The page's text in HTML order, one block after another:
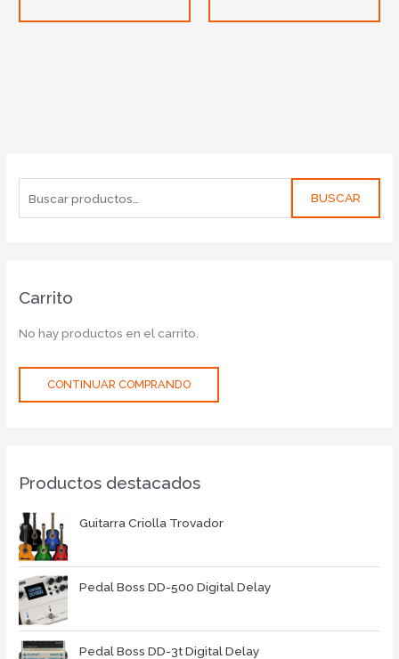
BUSCAR
Carrito
No hay productos en el carrito.
CONTINUAR COMPRANDO
Productos destacados
Guitarra Criolla Trovador
Pedal Boss DD-500 Digital Delay
Pedal Boss DD-3t Digital Delay